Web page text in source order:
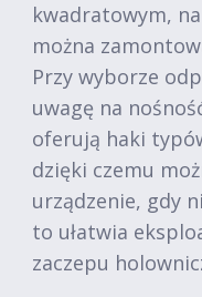
kwadratowym,
można
Przy wyborze
uwagę na
oferują haki
dzięki czemu
urządzenie, gdy
to ułatwia
zaczepu